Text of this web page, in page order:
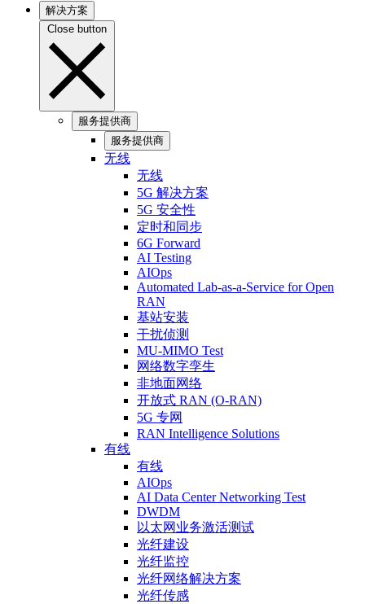
解决方案
Close button
服务提供商
服务提供商
无线
无线
5G 解决方案
5G 安全性
定时和同步
6G Forward
AI Testing
AIOps
Automated Lab-as-a-Service for Open
RAN
基站安装
干扰侦测
MU-MIMO Test
网络数字孪生
非地面网络
开放式 RAN (O-RAN)
5G 专网
RAN Intelligence Solutions
有线
有线
AIOps
AI Data Center Networking Test
DWDM
以太网业务激活测试
光纤建设
光纤监控
光纤网络解决方案
光纤传感